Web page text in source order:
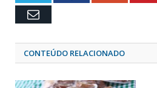
Email
CONTEÚDO RELACIONADO